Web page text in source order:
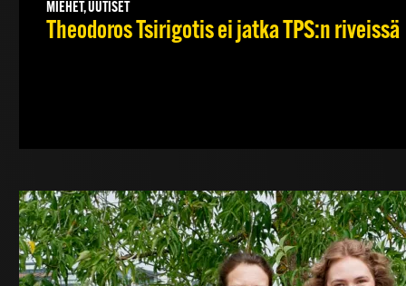
MIEHET, UUTISET
Theodoros Tsirigotis ei jatka TPS:n riveissä